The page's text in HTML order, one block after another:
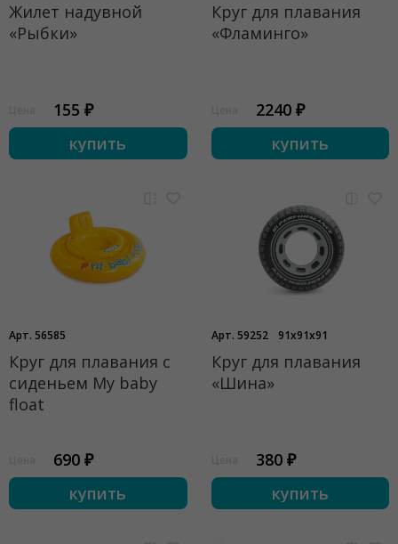
Жилет надувной
«Рыбки»
155 ₽
купить
Круг для плавания
«Фламинго»
2240 ₽
купить
Арт. 56585
Круг для плавания с
сиденьем My baby
float
690 ₽
купить
Арт. 59252 91x91x91
Круг для плавания
«Шина»
380 ₽
купить